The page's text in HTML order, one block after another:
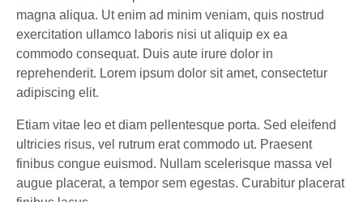
magna aliqua. Ut enim ad minim veniam, quis nostrud
exercitation ullamco laboris nisi ut aliquip ex ea
commodo consequat. Duis aute irure dolor in
reprehenderit. Lorem ipsum dolor sit amet, consectetur
adipiscing elit.
Etiam vitae leo et diam pellentesque porta. Sed eleifend
ultricies risus, vel rutrum erat commodo ut. Praesent
finibus congue euismod. Nullam scelerisque massa vel
augue placerat, a tempor sem egestas. Curabitur placerat